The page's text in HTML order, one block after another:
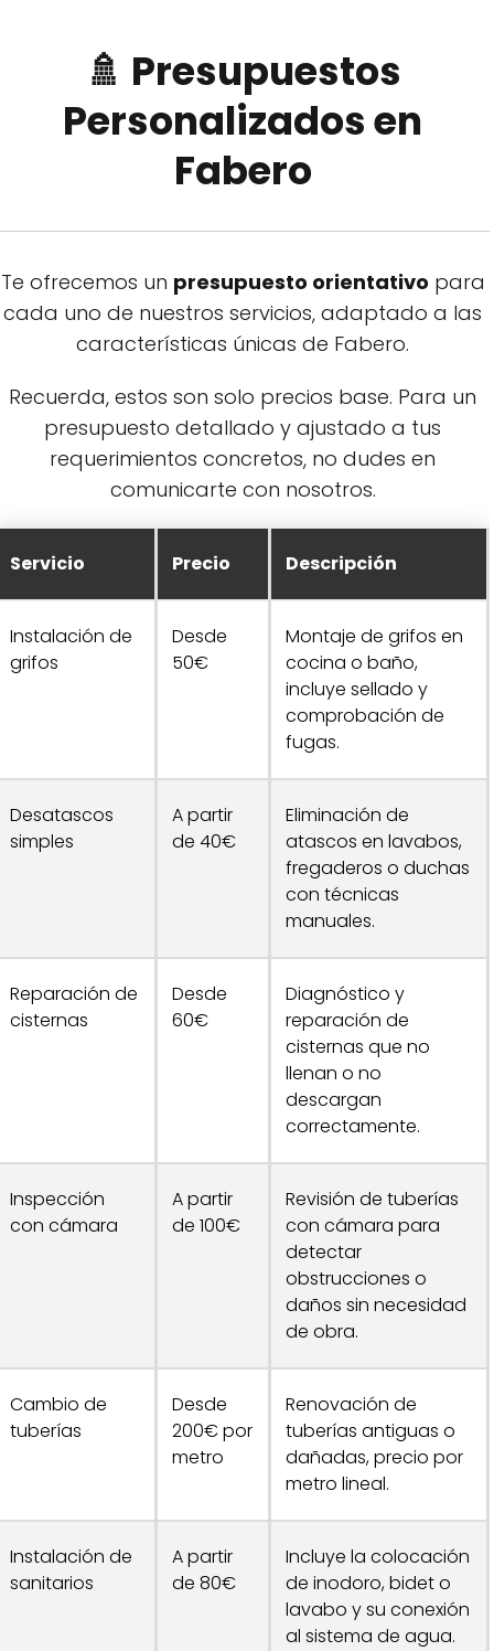
🚿 Presupuestos
Personalizados en
Fabero
Te ofrecemos un presupuesto orientativo para
cada uno de nuestros servicios, adaptado a las
características únicas de Fabero.
Recuerda, estos son solo precios base. Para un
presupuesto detallado y ajustado a tus
requerimientos concretos, no dudes en
comunicarte con nosotros.
Servicio Precio Descripción
Instalación de
grifos
Desde
50€
Montaje de grifos en
cocina o baño,
incluye sellado y
comprobación de
fugas.
Desatascos
simples
A partir
de 40€
Eliminación de
atascos en lavabos,
fregaderos o duchas
con técnicas
manuales.
Reparación de
cisternas
Desde
60€
Diagnóstico y
reparación de
cisternas que no
llenan o no
descargan
correctamente.
Inspección
con cámara
A partir
de 100€
Revisión de tuberías
con cámara para
detectar
obstrucciones o
daños sin necesidad
de obra.
Cambio de
tuberías
Desde
200€ por
metro
Renovación de
tuberías antiguas o
dañadas, precio por
metro lineal.
Instalación de
sanitarios
A partir
de 80€
Incluye la colocación
de inodoro, bidet o
lavabo y su conexión
al sistema de agua.